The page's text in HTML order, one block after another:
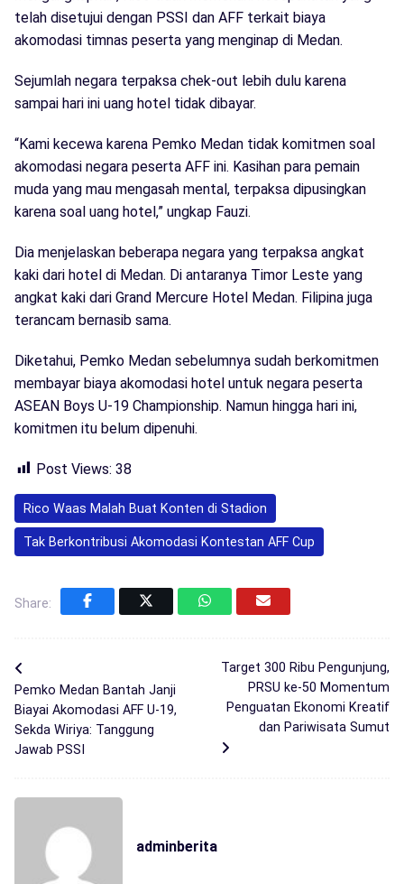
telah disetujui dengan PSSI dan AFF terkait biaya
akomodasi timnas peserta yang menginap di Medan.
Sejumlah negara terpaksa chek-out lebih dulu karena
sampai hari ini uang hotel tidak dibayar.
“Kami kecewa karena Pemko Medan tidak komitmen soal
akomodasi negara peserta AFF ini. Kasihan para pemain
muda yang mau mengasah mental, terpaksa dipusingkan
karena soal uang hotel,” ungkap Fauzi.
Dia menjelaskan beberapa negara yang terpaksa angkat
kaki dari hotel di Medan. Di antaranya Timor Leste yang
angkat kaki dari Grand Mercure Hotel Medan. Filipina juga
terancam bernasib sama.
Diketahui, Pemko Medan sebelumnya sudah berkomitmen
membayar biaya akomodasi hotel untuk negara peserta
ASEAN Boys U-19 Championship. Namun hingga hari ini,
komitmen itu belum dipenuhi.
Post Views: 38
Rico Waas Malah Buat Konten di Stadion
Tak Berkontribusi Akomodasi Kontestan AFF Cup
Share:
Pemko Medan Bantah Janji
Biayai Akomodasi AFF U-19,
Sekda Wiriya: Tanggung
Jawab PSSI
Target 300 Ribu Pengunjung,
PRSU ke-50 Momentum
Penguatan Ekonomi Kreatif
dan Pariwisata Sumut
adminberita